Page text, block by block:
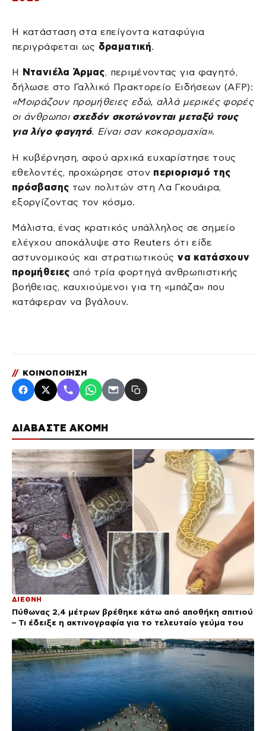
ΔΙΑΒΑΣΤΕ ΑΚΟΜΗ
ΔΙΕΘΝΗ
Πύθωνας 2,4 μέτρων βρέθηκε κάτω από αποθήκη σπιτιού
– Τι έδειξε η ακτινογραφία για το τελευταίο γεύμα του
Η κατάσταση στα επείγοντα καταφύγια
περιγράφεται ως δραματική.
Η Ντανιέλα Άρμας, περιμένοντας για φαγητό,
δήλωσε στο Γαλλικό Πρακτορείο Ειδήσεων (AFP):
«Μοιράζουν προμήθειες εδώ, αλλά μερικές φορές
οι άνθρωποι σχεδόν σκοτώνονται μεταξύ τους
για λίγο φαγητό. Είναι σαν κοκορομαχία».
Η κυβέρνηση, αφού αρχικά ευχαρίστησε τους
εθελοντές, προχώρησε στον περιορισμό της
πρόσβασης των πολιτών στη Λα Γκουάιρα,
εξοργίζοντας τον κόσμο.
Μάλιστα, ένας κρατικός υπάλληλος σε σημείο
ελέγχου αποκάλυψε στο Reuters ότι είδε
αστυνομικούς και στρατιωτικούςνα κατάσχουν
προμήθειες από τρία φορτηγά ανθρωπιστικής
βοήθειας, καυχιούμενοι για τη «μπάζα» που
κατάφεραν να βγάλουν.
// ΚΟΙΝΟΠΟΙΗΣΗ